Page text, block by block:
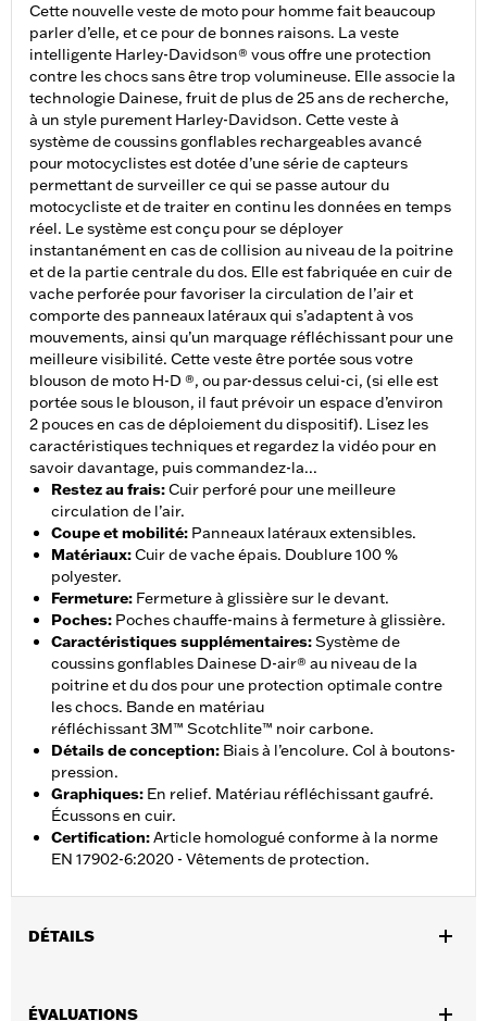
Cette nouvelle veste de moto pour homme fait beaucoup
parler d’elle, et ce pour de bonnes raisons. La veste
intelligente Harley-Davidson® vous offre une protection
contre les chocs sans être trop volumineuse. Elle associe la
technologie Dainese, fruit de plus de 25 ans de recherche,
à un style purement Harley-Davidson. Cette veste à
système de coussins gonflables rechargeables avancé
pour motocyclistes est dotée d’une série de capteurs
permettant de surveiller ce qui se passe autour du
motocycliste et de traiter en continu les données en temps
réel. Le système est conçu pour se déployer
instantanément en cas de collision au niveau de la poitrine
et de la partie centrale du dos. Elle est fabriquée en cuir de
vache perforée pour favoriser la circulation de l’air et
comporte des panneaux latéraux qui s’adaptent à vos
mouvements, ainsi qu’un marquage réfléchissant pour une
meilleure visibilité. Cette veste être portée sous votre
blouson de moto H-D ®, ou par-dessus celui-ci, (si elle est
portée sous le blouson, il faut prévoir un espace d’environ
2 pouces en cas de déploiement du dispositif). Lisez les
caractéristiques techniques et regardez la vidéo pour en
savoir davantage, puis commandez-la...
Restez au frais:Cuir perforé pour une meilleure
circulation de l’air.
Coupe et mobilité: Panneaux latéraux extensibles.
Matériaux:Cuir de vache épais. Doublure 100 %
polyester.
Fermeture: Fermeture à glissière sur le devant.
Poches: Poches chauffe-mains à fermeture à glissière.
Caractéristiques supplémentaires:Système de
coussins gonflables Dainese D-air® au niveau de la
poitrine et du dos pour une protection optimale contre
les chocs. Bande en matériau
réfléchissant 3M™ Scotchlite™ noir carbone.
Détails de conception: Biais à l’encolure. Col à boutons-
pression.
Graphiques: En relief. Matériau réfléchissant gaufré.
Écussons en cuir.
Certification:Article homologué conforme à la norme
EN 17902-6:2020 - Vêtements de protection.
DÉTAILS
Caractéristiques fonctionnelles:
ÉVALUATIONS